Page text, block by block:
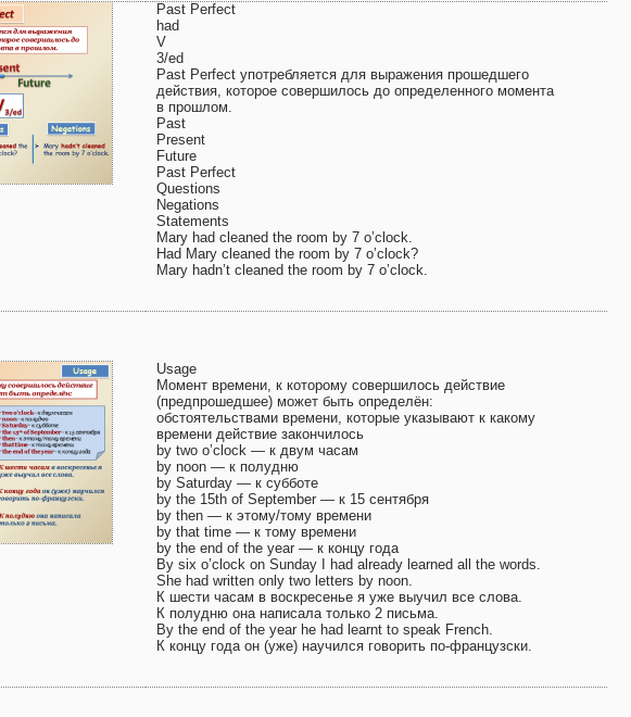
Past Perfect
had
V
3/ed
Past Perfect употребляется для выражения прошедшего
действия, которое совершилось до определенного момента
в прошлом.
Past
Present
Future
Past Perfect
Questions
Negations
Statements
Mary had cleaned the room by 7 o’clock.
Had Mary cleaned the room by 7 o’clock?
Mary hadn’t cleaned the room by 7 o’clock.
Usage
Момент времени, к которому совершилось действие
(предпрошедшее) может быть определён:
обстоятельствами времени, которые указывают к какому
времени действие закончилось
by two o’clock — к двум часам
by noon — к полудню
by Saturday — к субботе
by the 15th of September — к 15 сентября
by then — к этому/тому времени
by that time — к тому времени
by the end of the year — к концу года
By six o’clock on Sunday I had already learned all the words.
She had written only two letters by noon.
К шести часам в воскресенье я уже выучил все слова.
К полудню она написала только 2 письма.
By the end of the year he had learnt to speak French.
К концу года он (уже) научился говорить по-французски.